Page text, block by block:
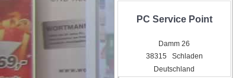
PC Service Point
Damm 26
38315 Schladen
Deutschland